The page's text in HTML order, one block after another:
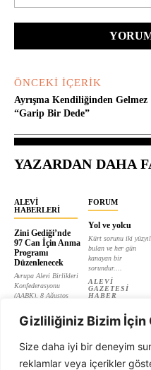
Gizliliğiniz Bizim İçin
Size daha iyi bir deneyim
reklamlar veya içerikler
ÖNCEKI İÇERIK
Ayrışma Kendiliğinden Gelmez
“Garip Bir Dede”
YAZARDAN DAHA
ALEVI
HABERLERI
Zini Gediği’nde
97 Can İçin Anma
Programı
Düzenlenecek
Avrupa Alevi Birlikleri
Konfederasyonu
(AABK), 8 Ağustos
Gediği’nde yaşanan...
ALEVI
FORUM
Yol ve yolcu
Kürt sorunu iki
bulan ve her gün
kanayan bir
sorundur....
ALEVI
GAZETESI
HABER